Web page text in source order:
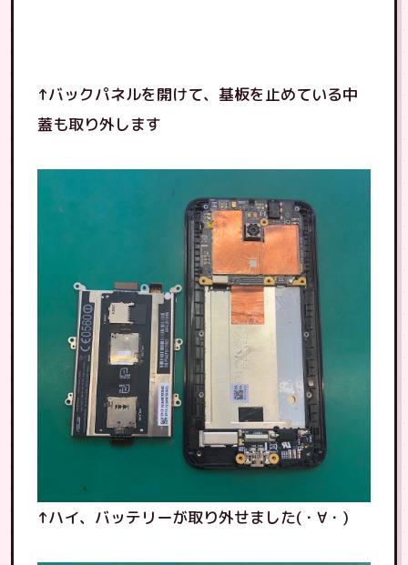
↑バックパネルを開けて、基板を止めている中
蓋も取り外します
↑ハイ、バッテリーが取り外せました(・∀・)